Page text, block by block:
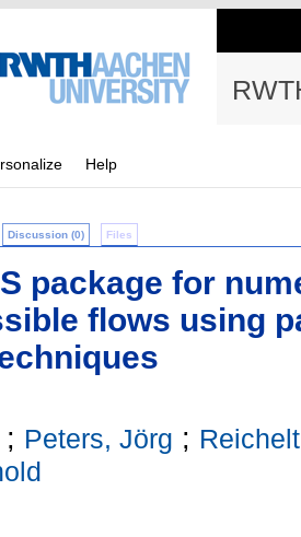
Help
Discussion (0) Files
package for
flows using
; Peters, Jörg ;